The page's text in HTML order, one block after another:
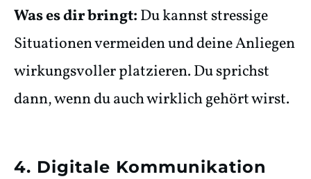
Was es dir bringt:Du kannst stressige
Situationen vermeiden und deine Anliegen
wirkungsvoller platzieren. Du sprichst
dann, wenn du auch wirklich gehört wirst.
4. Digitale Kommunikation